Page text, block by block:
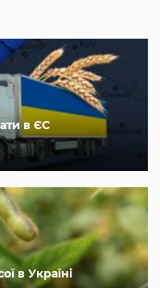
в ЄС
в Україні